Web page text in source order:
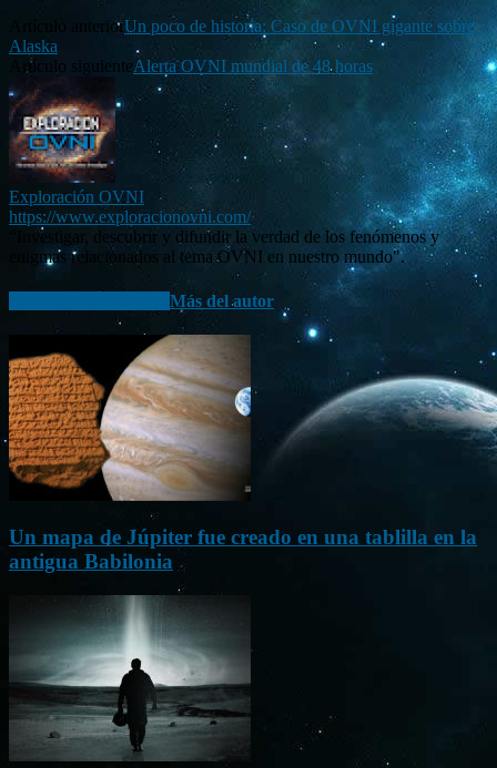
Artículo anteriorUn poco de historia: Caso de OVNI gigante sobre
Alaska
Artículo siguienteAlerta OVNI mundial de 48 horas
Exploración OVNI
https://www.exploracionovni.com/
“Investigar, descubrir y difundir la verdad de los fenómenos y
enigmas relacionados al tema OVNI en nuestro mundo".
Más del autor
Un mapa de Júpiter fue creado en una tablilla en la
antigua Babilonia